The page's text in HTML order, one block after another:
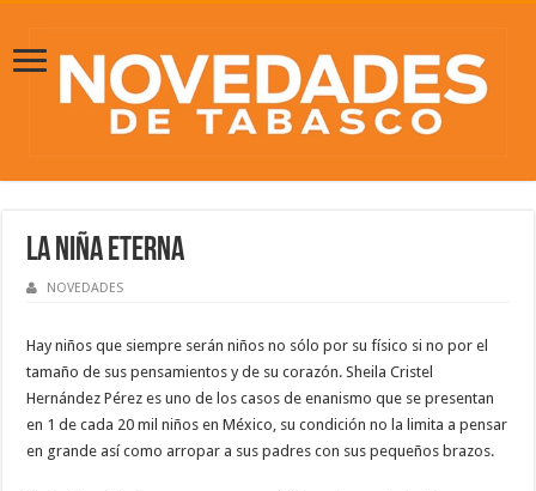
La niña eterna
NOVEDADES
Hay niños que siempre serán niños no sólo por su físico si no por el
tamaño de sus pensamientos y de su corazón. Sheila Cristel
Hernández Pérez es uno de los casos de enanismo que se presentan
en 1 de cada 20 mil niños en México, su condición no la limita a pensar
en grande así como arropar a sus padres con sus pequeños brazos.